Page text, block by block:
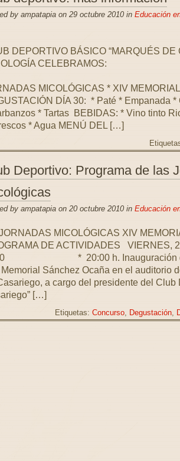
by ampatapia on 29 octubre 2010 in Educación
DEPORTIVO BÁSICO “MARQUÉS DE
CELEBRAMOS:
MICOLÓGICAS * XIV
DÍA 30: * Paté * Empanada
* Tartas BEBIDAS: * Vino tinto
* Agua MENÚ DEL […]
Deportivo: Programa de las
by ampatapia on 20 octubre 2010 in Educación
MICOLÓGICAS XIV
DE ACTIVIDADES VIERNES,
* 20:00 h. Inauguración de las
Sánchez Ocaña en el auditorio
a cargo del presidente del Club
[…]
Etiquetas: Concurso, Degustación,